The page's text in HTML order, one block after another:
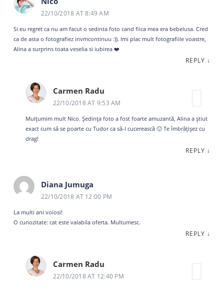
22/10/2018 AT 8:49 AM
Si eu regret ca nu am facut o sedinta foto cand fiica mea era bebelusa. Cred
ca de asta o fotografiez invmcontinuu :)). Imi plac mult fotografiile voastre,
Alina a surprins toata veselia si iubirea ❤️
REPLY ↓
Carmen Radu
22/10/2018 AT 9:53 AM
Mulțumim mult Nico. Ședința foto a fost foarte amuzantă, Alina a știut
exact cum să se poarte cu Tudor ca să-l cucerească 🙂 Te îmbrățișez cu
drag!
REPLY ↓
Diana Jumuga
22/10/2018 AT 12:00 PM
La multi ani voiosi!
O curiozitate: cat este valabila oferta. Multumesc.
REPLY ↓
Carmen Radu
22/10/2018 AT 12:40 PM